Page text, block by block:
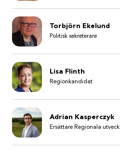
Torbjörn Ekelund
Politisk sekreterare
Lisa Flinth
Regionkandidat
Adrian Kasperczyk
Ersättare Regionala